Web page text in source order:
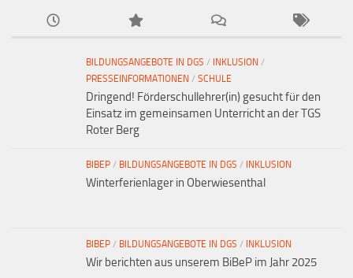
BILDUNGSANGEBOTE IN DGS / INKLUSION /
PRESSEINFORMATIONEN / SCHULE
Dringend! Förderschullehrer(in) gesucht für den
Einsatz im gemeinsamen Unterricht an der TGS
Roter Berg
BIBEP / BILDUNGSANGEBOTE IN DGS / INKLUSION
Winterferienlager in Oberwiesenthal
BIBEP / BILDUNGSANGEBOTE IN DGS / INKLUSION
Wir berichten aus unserem BiBeP im Jahr 2025